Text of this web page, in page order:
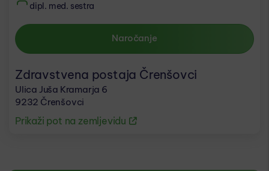
dipl. med. sestra
Naročanje
Zdravstvena postaja Črenšovci
Ulica Juša Kramarja 6
9232 Črenšovci
Prikaži pot na zemljevidu